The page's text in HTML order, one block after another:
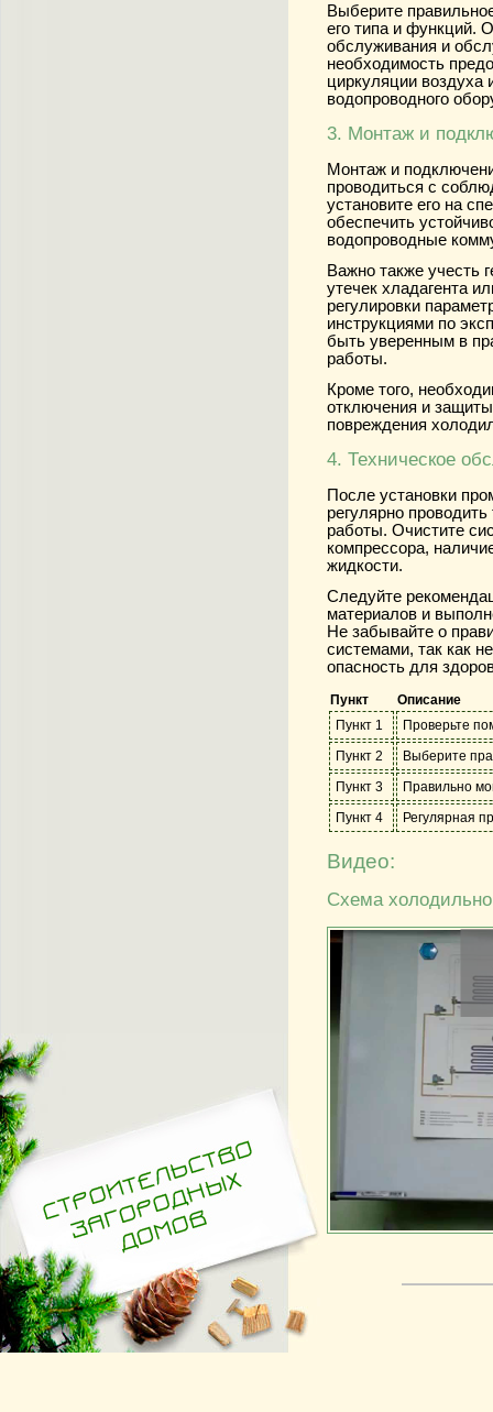
Выберите
его типа и функций.
обслуживания и
необходимость
циркуляции воздуха
водопроводного
3. Монтаж и
Монтаж и
проводиться с
установите его на
обеспечить
водопроводные
Важно также учесть
утечек хладагента
регулировки
инструкциями по
быть уверенным в
работы.
Кроме того,
отключения и
повреждения
4. Техническое
После установки
регулярно
работы. Очистите
компрессора,
жидкости.
Следуйте
материалов и
Не забывайте о
системами, так как
опасность для
Пункт
Описание
Пункт 1
Проверьте
Пункт 2
Выберите
Пункт 3
Правильно
Пункт 4
Регулярная
Видео:
Схема